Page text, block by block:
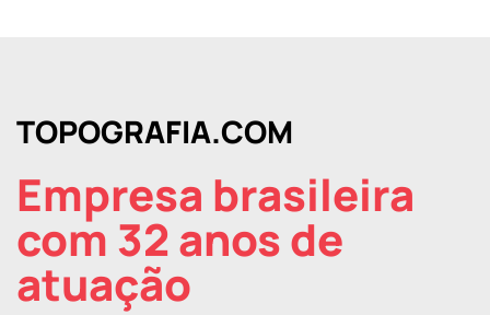
TOPOGRAFIA.COM
Empresa brasileira
com 32 anos de
atuação